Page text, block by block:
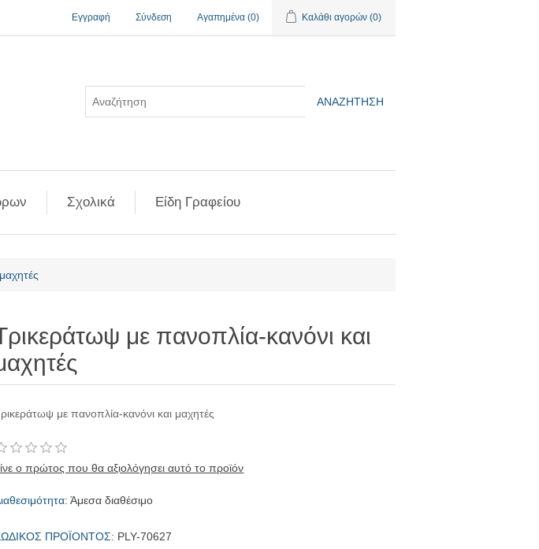
Εγγραφή Σύνδεση Αγαπημένα (0) Καλάθι αγορών (0)
ΑΝΑΖΉΤΗΣΗ
Σχολικά Είδη Γραφείου
με πανοπλία-κανόνι και
με πανοπλία-κανόνι και μαχητές
ο πρώτος που θα αξιολόγησει αυτό το προϊόν
Άμεσα διαθέσιμο
ΠΡΟΪΟΝΤΟΣ: PLY-70627